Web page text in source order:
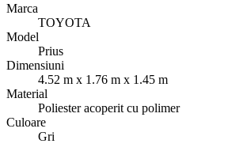
Marca
TOYOTA
Model
Prius
Dimensiuni
4.52 m x 1.76 m x 1.45 m
Material
Poliester acoperit cu polimer
Culoare
Gri